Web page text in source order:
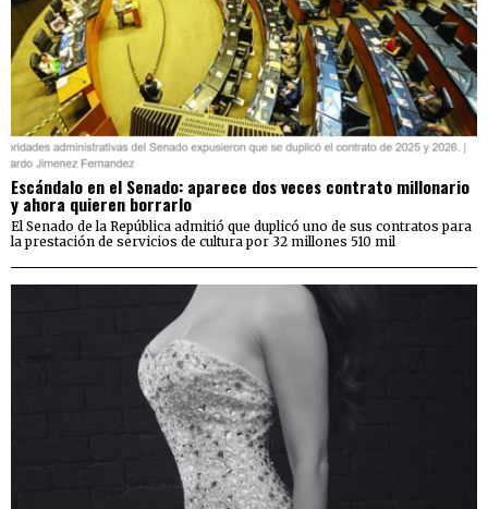
Escándalo en el Senado: aparece dos veces contrato millonario
y ahora quieren borrarlo
El Senado de la República admitió que duplicó uno de sus contratos para
la prestación de servicios de cultura por 32 millones 510 mil